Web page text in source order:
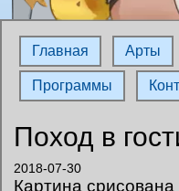
Главная Арты
Программы
Поход в
2018-07-30
Картина